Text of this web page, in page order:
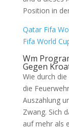
Position in
Qatar Fifa
Fifa World
Wm
Gegen
Wie durch
die
Auszahlung
Zwang. Sich
auf mehr als